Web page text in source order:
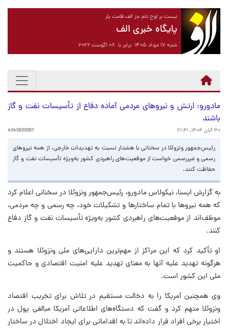
نیست بر لوح دلم جز الف قامت یار
پایگاه خبری الف
شنبه ۱۷ مرداد ۱۴۰۵ برابر با ۰۸ آگوست ۲۰۲۶
مادورو: ارتش و نیروهای مردمی آماده دفاع از تأسیسات نفت و گاز
باشند
۳۰ آبان ۱۴۰۴، ۲۱:۴۱ 4040830087
رئیس‌جمهور ونزوئلا در سخنانی با هشدار نسبت به تهدیدات خارجی، از همه نیروهای
رسمی و غیررسمی خواست از موقعیت‌های راهبردی کشور به‌ویژه تأسیسات نفت و گاز
حفاظت کنند.
به گزارش ایسنا، نیکولاس مادورو، رئیس‌جمهور ونزوئلا در سخنانی اعلام کرد
که همه نیروها با تمام ساختارها و تشکیلات خود، چه رسمی و چه مردمی،
موظف‌اند از موقعیت‌های راهبردی کشور به‌ویژه تأسیسات نفت و گاز دفاع
کنند.
او تأکید کرد که این مراکز از مهم‌ترین دارایی‌های ملی ونزوئلا هستند و
هرگونه تهدید علیه آنها به معنای تهدید علیه امنیت اقتصادی و حاکمیت
ملی این کشور است.
وی همچنین آمریکا را به دخالت مستقیم در تلاش برای تخریب اقتصاد
ونزوئلا متهم کرد و گفت که دستگاه‌های اطلاعاتی آمریکا مبالغی پول در
اختیار برخی افراد قرار داده‌اند تا به اقداماتی برای ایجاد اختلال در ساختار